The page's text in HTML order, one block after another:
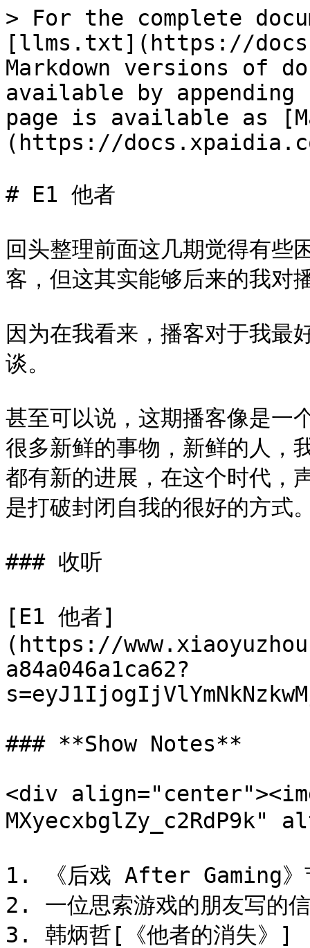
> For the complete
[llms.txt](https://
Markdown versions of
available by
page is available as
(https://
# E1 他者
回头整理前面这几期觉得有些
客，但这其实能够后来的我对
因为在我看来，播客对于我最
谈。
甚至可以说，这期播客像是一
很多新鲜的事物，新鲜的人，
都有新的进展，在这个时代，
是打破封闭自我的很好的方式
### 收听
[E1 他者]
(https://
a84a046a1ca62?
### **Show Notes**
<div
MXyecxbglZy_c2RdP9k"
1. 《后戏 After Gaming》
2. 一位思索游戏的朋友写的信
3. 韩炳哲[《他者的消失》]